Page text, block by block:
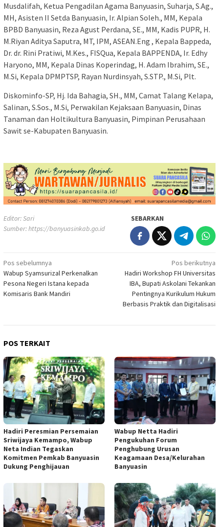
Musdalifah, Ketua Pengadilan Agama Banyuasin, Suharja, S.Ag.,
MH, Asisten II Setda Banyuasin, Ir. Alpian Soleh., MM, Kepala
BPBD Banyuasin, Reza Agust Perdana, SE., MM, Kadis PUPR, H.
M.Riyan Aditya Saputra, MT, IPM, ASEAN.Eng , Kepala Bappeda,
Dr. dr. Rini Pratiwi, M.Kes., FISQua, Kepala BAPPENDA, Ir. Edhy
Haryono, MM, Kepala Dinas Koperindag, H. Adam Ibrahim, SE.,
M.Si, Kepala DPMPTSP, Rayan Nurdinsyah, S.STP., M.Si, Plt.
Diskominfo-SP, Hj. Ida Bahagia, SH., MM, Camat Talang Kelapa,
Salinan, S.Sos., M.Si, Perwakilan Kejaksaan Banyuasin, Dinas
Tanaman dan Holtikultura Banyuasin, Pimpinan Perusahaan
Sawit se-Kabupaten Banyuasin.
Editor: Sari
Sumber:https://banyuasinkab.go.id
SEBARKAN
Navigasi
pos
Pos sebelumnya
Wabup Syamsurizal Perkenalkan
Pesona Negeri Istana kepada
Komisaris Bank Mandiri
Pos berikutnya
Hadiri Workshop FH Universitas
IBA, Bupati Askolani Tekankan
Pentingnya Kurikulum Hukum
Berbasis Praktik dan Digitalisasi
POS TERKAIT
Hadiri Peresmian Persemaian
Sriwijaya Kemampo, Wabup
Neta Indian Tegaskan
Komitmen Pemkab Banyuasin
Dukung Penghijauan
Wabup Netta Hadiri
Pengukuhan Forum
Penghubung Urusan
Keagamaan Desa/Kelurahan
Banyuasin